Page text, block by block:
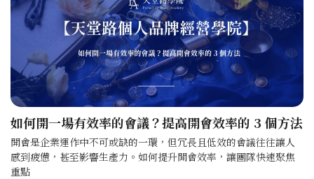
如何開一場有效率的會議？提高開會效率的 3 個方法
開會是企業運作中不可或缺的一環，但冗長且低效的會議往往讓人
感到疲憊，甚至影響生產力。如何提升開會效率，讓團隊快速聚焦
重點